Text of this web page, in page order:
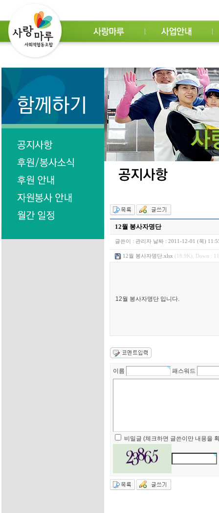
12월 봉사자명단
글쓴이 : 관리자 날짜 : 2011-12-01 (목)
12월 봉사자명단.xlsx (18.9K), Down :
12월 봉사자명단 입니다.
이름 패스워드
비밀글 (체크하면 글쓴이만 내용을